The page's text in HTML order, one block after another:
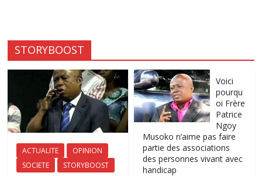
STORYBOOST
ACTUALITE
OPINION
SOCIETE
STORYBOOST
Voici
pourqu
oi Frère
Patrice
Ngoy
Musoko n’aime pas faire
partie des associations
des personnes vivant avec
handicap